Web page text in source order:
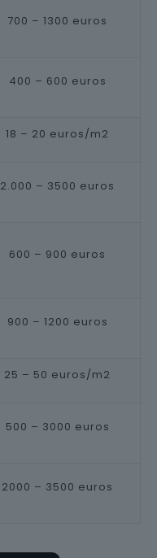
700 – 1300 euros
400 – 600 euros
18 – 20 euros/m2
2.000 – 3500 euros
600 – 900 euros
900 – 1200 euros
25 – 50 euros/m2
500 – 3000 euros
2000 – 3500 euros